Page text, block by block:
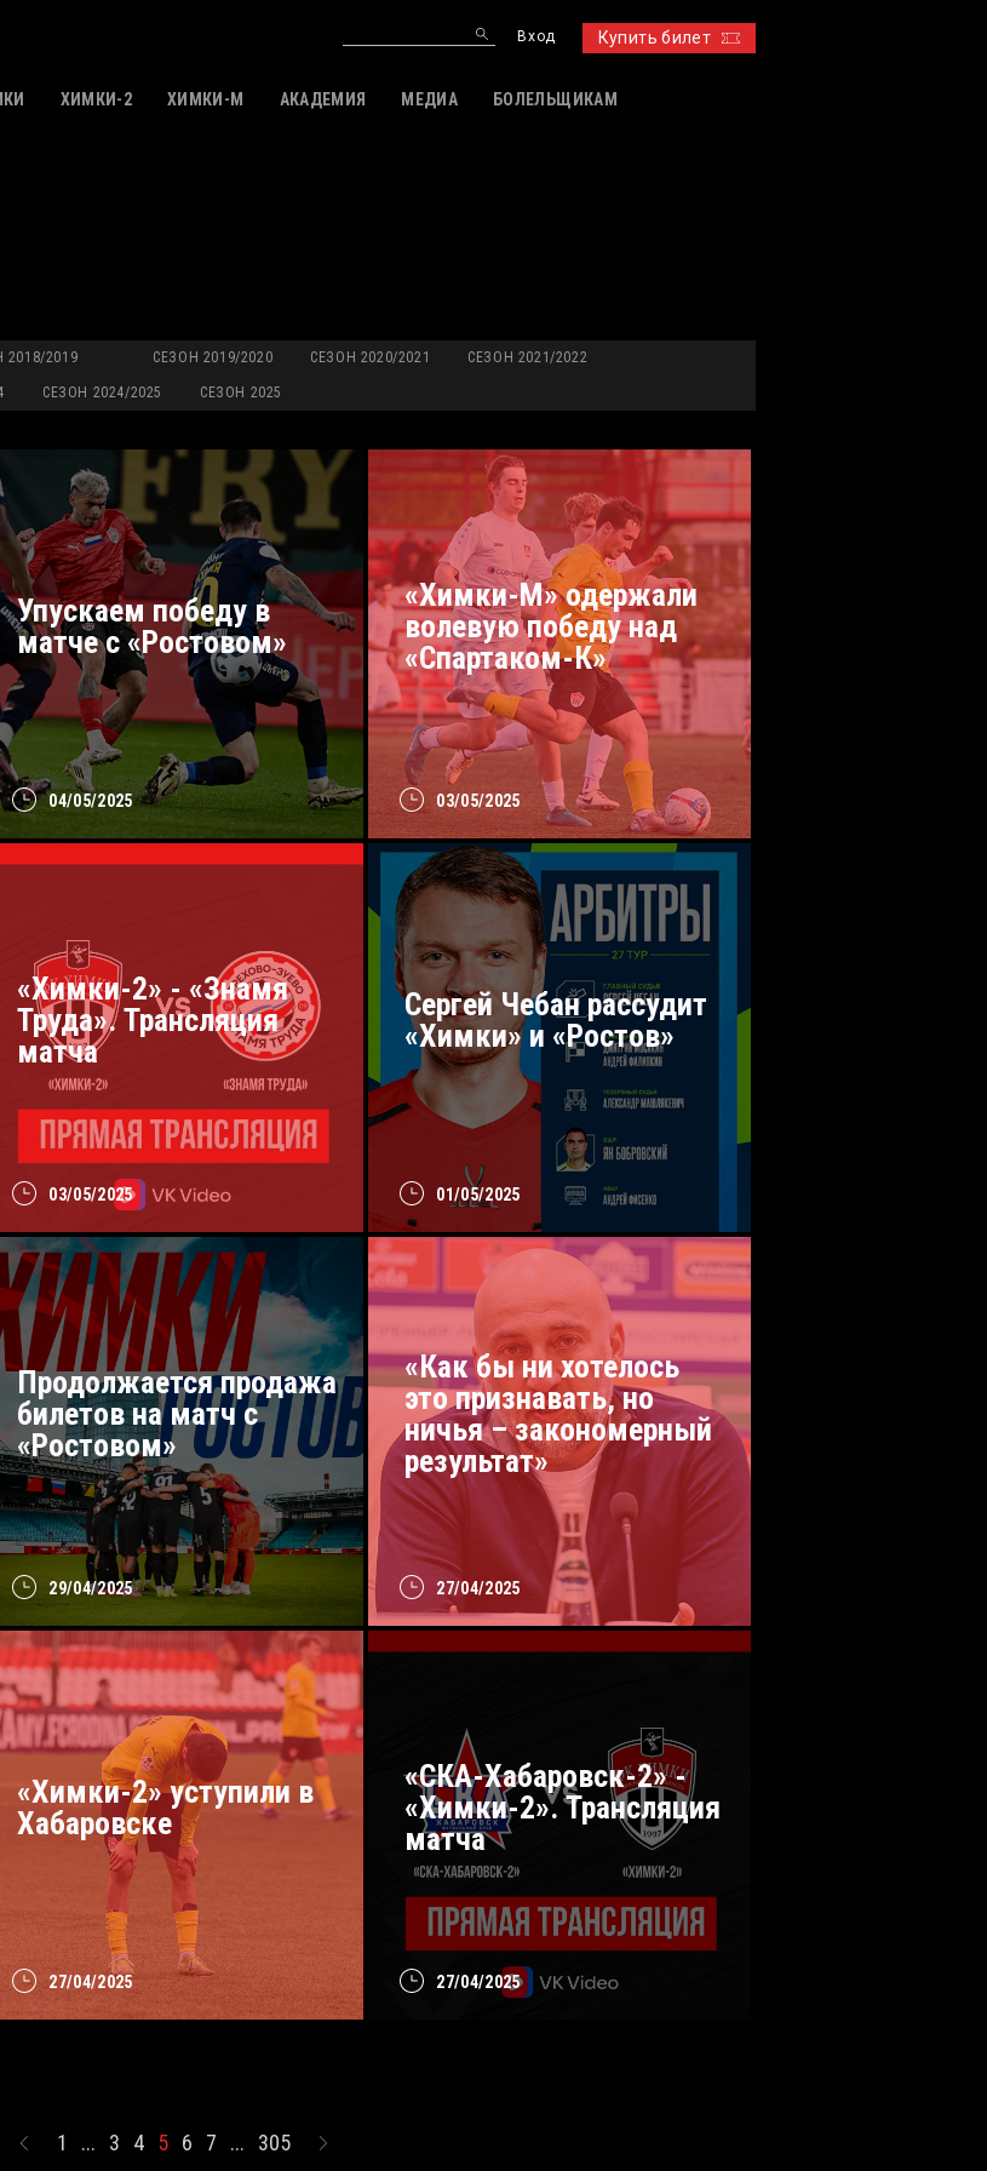
Купить билет
Вход
ХИМКИ-2 ХИМКИ-M АКАДЕМИЯ МЕДИА БОЛЕЛЬЩИКАМ
2018/2019 СЕЗОН 2019/2020 СЕЗОН 2020/2021 СЕЗОН 2021/2022
СЕЗОН 2024/2025 СЕЗОН 2025
04/05/2025
Упускаем победу в
матче с «Ростовом»
03/05/2025
«Химки-М» одержали
волевую победу над
«Спартаком-К»
03/05/2025
«Химки-2» - «Знамя
Труда». Трансляция
матча
01/05/2025
Сергей Чебан рассудит
«Химки» и «Ростов»
29/04/2025
Продолжается продажа
билетов на матч с
«Ростовом»
27/04/2025
«Как бы ни хотелось
это признавать, но
ничья – закономерный
результат»
27/04/2025
«Химки-2» уступили в
Хабаровске
27/04/2025
«СКА-Хабаровск-2» -
«Химки-2». Трансляция
матча
1 ... 3 4 5 6 7 ... 305